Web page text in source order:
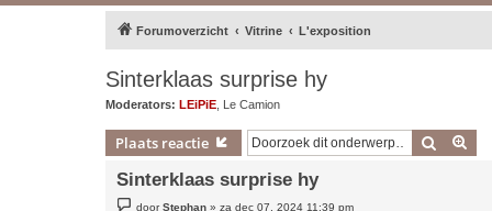
Forumoverzicht Vitrine L'exposition
Sinterklaas surprise hy
Moderators: LEiPiE Le Camion
Plaats reactie Zoek
Sinterklaas surprise hy
doorStephan »za dec 07, 2024 11:39 pm